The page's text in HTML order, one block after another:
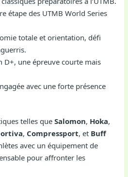
étape des UTMB World Series
totale et orientation, défi
D+, une épreuve courte mais
avec une forte présence
telles queSalomon, Hoka,
, Compressport, et Buff
avec un équipement de
pour affronter les